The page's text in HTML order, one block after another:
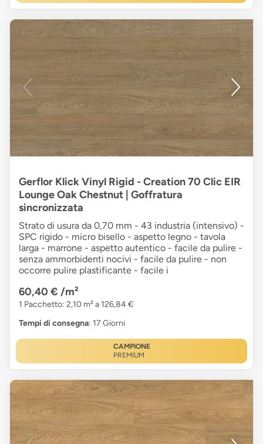
Gerflor Klick Vinyl Rigid - Creation 70 Clic EIR
Lounge Oak Chestnut | Goffratura
sincronizzata
Strato di usura da 0,70 mm - 43 industria (intensivo) -
SPC rigido - micro bisello - aspetto legno - tavola
larga - marrone - aspetto autentico - facile da pulire -
senza ammorbidenti nocivi - facile da pulire - non
occorre pulire plastificante - facile i
60,40 € /m²
1 Pacchetto: 2,10 m² a 126,84 €
Tempi di consegna: 17 Giorni
CAMPIONE
PREMIUM